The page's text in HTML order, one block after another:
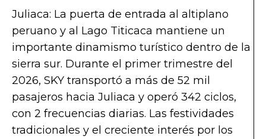
Juliaca: La puerta de entrada al altiplano
peruano y al Lago Titicaca mantiene un
importante dinamismo turístico dentro de la
sierra sur. Durante el primer trimestre del
2026, SKY transportó a más de 52 mil
pasajeros hacia Juliaca y operó 342 ciclos,
con 2 frecuencias diarias. Las festividades
tradicionales y el creciente interés por los